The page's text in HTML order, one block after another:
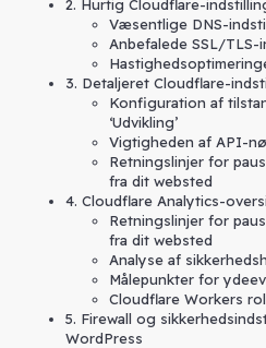
2. Hurtig Cloudflare-
Væsentlige DNS-
Anbefalede SSL/TLS-
3. Detaljeret Cloudflare-
Konfiguration af
‘Udvikling’
Vigtigheden af API-
Retningslinjer for
fra dit websted
4. Cloudflare Analytics-
Retningslinjer for
fra dit websted
Analyse af
Målepunkter for
Cloudflare Workers
5. Firewall og
WordPress